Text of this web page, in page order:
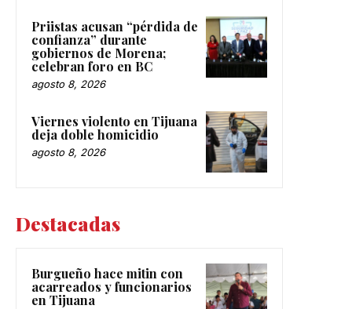
Priistas acusan “pérdida de
confianza” durante
gobiernos de Morena;
celebran foro en BC
agosto 8, 2026
Viernes violento en Tijuana
deja doble homicidio
agosto 8, 2026
Destacadas
Burgueño hace mitin con
acarreados y funcionarios
en Tijuana